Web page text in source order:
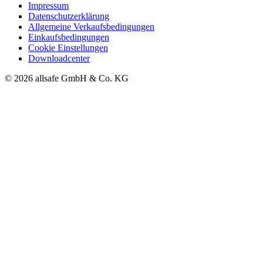
Impressum
Datenschutzerklärung
Allgemeine Verkaufsbedingungen
Einkaufsbedingungen
Cookie Einstellungen
Downloadcenter
© 2026 allsafe GmbH & Co. KG